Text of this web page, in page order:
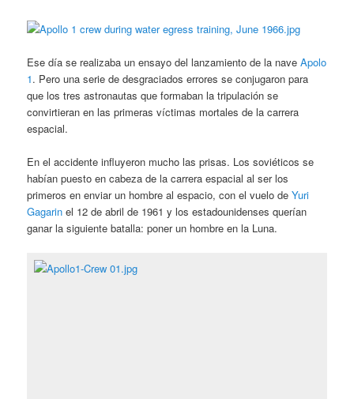
Ese día se realizaba un ensayo del lanzamiento de la naveApolo
1. Pero una serie de desgraciados errores se conjugaron para
que los tres astronautas que formaban la tripulación se
convirtieran en las primeras víctimas mortales de la carrera
espacial.
En el accidente influyeron mucho las prisas. Los soviéticos se
habían puesto en cabeza de la carrera espacial al ser los
primeros en enviar un hombre al espacio, con el vuelo deYuri
Gagarin el 12 de abril de 1961 y los estadounidenses querían
ganar la siguiente batalla: poner un hombre en la Luna.